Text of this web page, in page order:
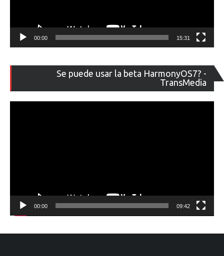
00:00 15:31
Se puede usar la beta HarmonyOS7? -
TransMedia
de
00:00 09:42